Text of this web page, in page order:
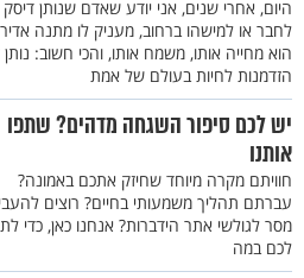
היום, אחרי שנים, אני יודע שאדם שנותן דיסק
לחבר או למישהו ברחוב, מעניק לו מתנה
הוא מחייה אותו, משמח אותו, והכי חשוב: נותן
הזדמנות לחיות בעולם של אמת
יש לכם סיפור השגחה מדהים? שתפו
אותנו
חוויתם מקרה מיוחד שחיזק אתכם באמונה?
עברתם תהליך משמעותי בחיים? רוצים
מסר לגולשי אתר הידברות? אנחנו כאן, כדי
לכם במה